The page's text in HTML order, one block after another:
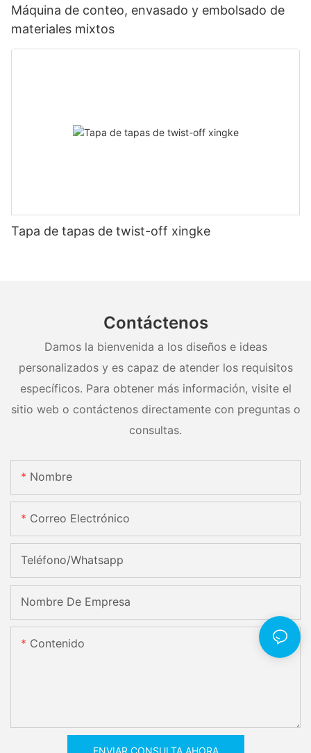
Máquina de conteo, envasado y embolsado de
materiales mixtos
Tapa de tapas de twist-off xingke
Contáctenos
Damos la bienvenida a los diseños e ideas
personalizados y es capaz de atender los requisitos
específicos. Para obtener más información, visite el
sitio web o contáctenos directamente con preguntas o
consultas.
Nombre
Correo Electrónico
Teléfono/whatsapp
Nombre De Empresa
Contenido
ENVIAR CONSULTA AHORA